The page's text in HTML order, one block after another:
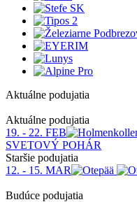
Aktuálne podujatia
Aktuálne podujatia
19. - 22. FEB
SVETOVÝ POHÁR
Staršie podujatia
12. - 15. MAR
Budúce podujatia